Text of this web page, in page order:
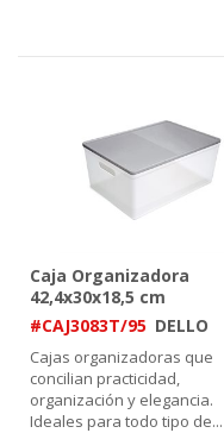
Caja Organizadora
42,4x30x18,5 cm
Cristal/Grafito
#CAJ3083T/95 DELLO
Cajas organizadoras que
concilian practicidad,
organización y elegancia.
Ideales para todo tipo de...